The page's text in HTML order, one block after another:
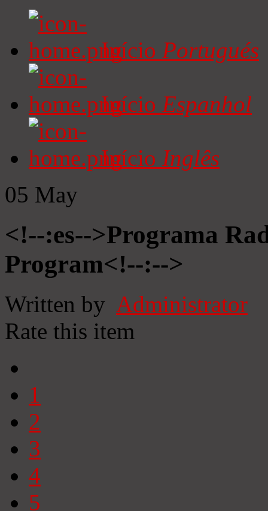
Início Portugués
Início Espanhol
Início Inglês
05 May
<!--:es-->Programa
Program<!--:-->
Written by Administrator
Rate this item
1
2
3
4
5